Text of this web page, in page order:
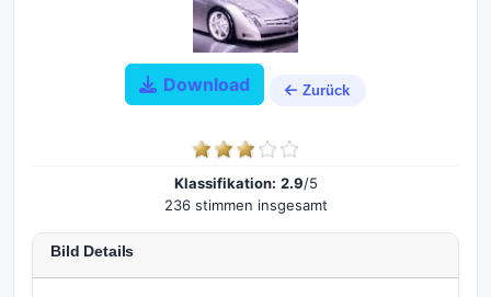
Download Zurück
Klassifikation: 2.9/5
236 stimmen insgesamt
Bild Details